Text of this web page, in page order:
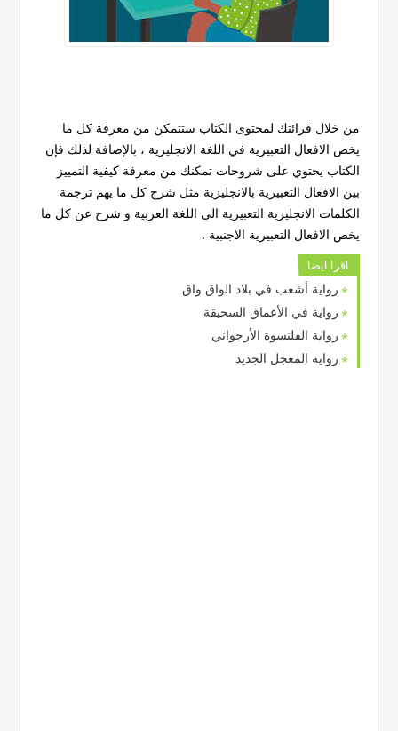
من خلال قرائتك لمحتوى الكتاب ستتمكن من معرفة كل ما
يخص الافعال التعبيرية في اللغة الانجليزية ، بالإضافة لذلك فإن
الكتاب يحتوي على شروحات تمكنك من معرفة كيفية التمييز
بين الافعال التعبيرية بالانجليزية مثل شرح كل ما يهم ترجمة
الكلمات الانجليزية التعبيرية الى اللغة العربية و شرح عن كل ما
يخص الافعال التعبيرية الاجنبية .
اقرا ايضا
رواية أشعب في بلاد الواق واق
رواية في الأعماق السحيقة
رواية القلنسوة الأرجواني
رواية المعجل الجديد